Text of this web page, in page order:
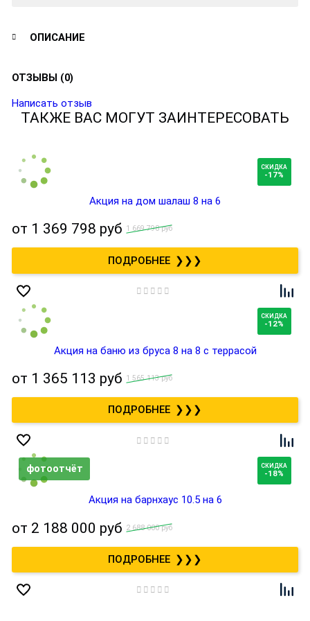
ОПИСАНИЕ
ОТЗЫВЫ (0)
Написать отзыв
ТАКЖЕ ВАС МОГУТ ЗАИНТЕРЕСОВАТЬ
СКИДКА
-17%
Акция на дом шалаш 8 на 6
от 1 369 798 руб 1 669 798 руб
❯❯❯
СКИДКА
-12%
Акция на баню из бруса 8 на 8 с террасой
от 1 365 113 руб 1 565 113 руб
❯❯❯
СКИДКА
-18%
Акция на барнхаус 10.5 на 6
от 2 188 000 руб 2 688 000 руб
❯❯❯